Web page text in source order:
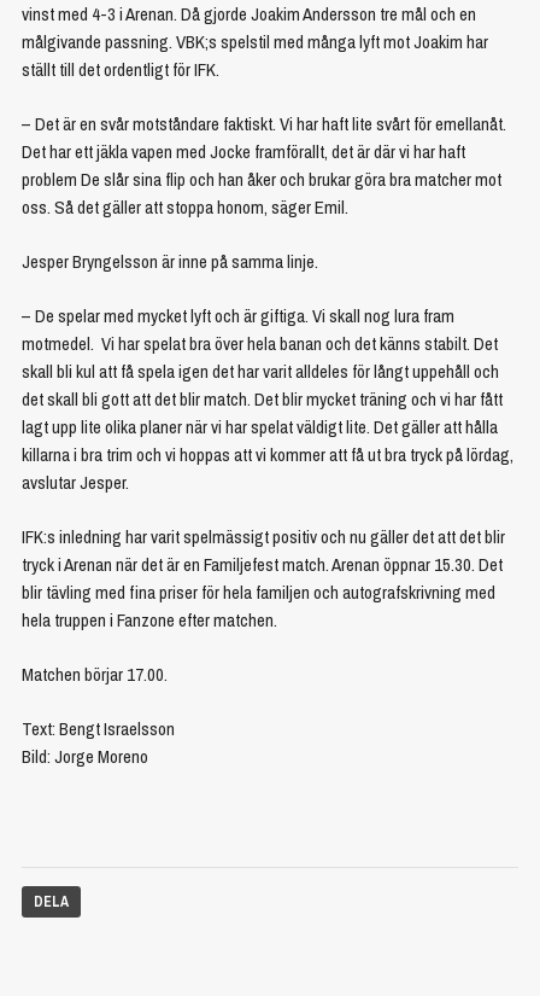
vinst med 4-3 i Arenan. Då gjorde Joakim Andersson tre mål och en
målgivande passning. VBK;s spelstil med många lyft mot Joakim har
ställt till det ordentligt för IFK.
– Det är en svår motståndare faktiskt. Vi har haft lite svårt för emellanåt.
Det har ett jäkla vapen med Jocke framförallt, det är där vi har haft
problem De slår sina flip och han åker och brukar göra bra matcher mot
oss. Så det gäller att stoppa honom, säger Emil.
Jesper Bryngelsson är inne på samma linje.
– De spelar med mycket lyft och är giftiga. Vi skall nog lura fram
motmedel. Vi har spelat bra över hela banan och det känns stabilt. Det
skall bli kul att få spela igen det har varit alldeles för långt uppehåll och
det skall bli gott att det blir match. Det blir mycket träning och vi har fått
lagt upp lite olika planer när vi har spelat väldigt lite. Det gäller att hålla
killarna i bra trim och vi hoppas att vi kommer att få ut bra tryck på lördag,
avslutar Jesper.
IFK:s inledning har varit spelmässigt positiv och nu gäller det att det blir
tryck i Arenan när det är en Familjefest match. Arenan öppnar 15.30. Det
blir tävling med fina priser för hela familjen och autografskrivning med
hela truppen i Fanzone efter matchen.
Matchen börjar 17.00.
Text: Bengt Israelsson
Bild: Jorge Moreno
DELA